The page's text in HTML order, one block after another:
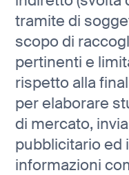
tramite di
scopo di
pertinenti e
rispetto alla
per elaborare
di mercato,
pubblicitario ed
informazioni